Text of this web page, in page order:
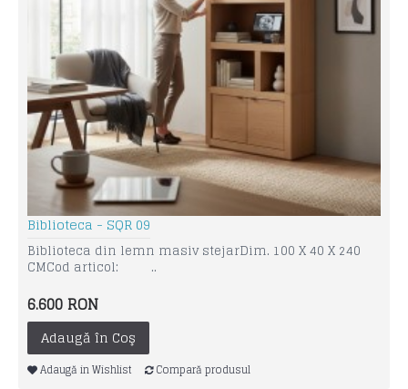
Biblioteca - SQR 09
Biblioteca din lemn masiv stejarDim. 100 X 40 X 240
CMCod articol: ..
6.600 RON
Adaugă în Coş
Adaugă in Wishlist Compară produsul